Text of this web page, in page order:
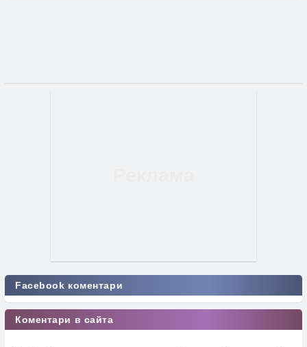
Facebook коментари
Коментари в сайта